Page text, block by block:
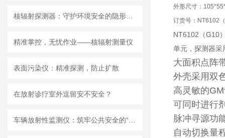
精准掌控，无忧作业——核辐射测量仪
表面污染仪：精准探测，防止扩散
在放射诊疗室外逗留安不安全？
外形尺寸：
订货号：NT6102
NT6102 （G10
单元，探测器采
大面积点阵
外壳采用双
高灵敏的
可同时进行
脉冲寻源功
自动切换量